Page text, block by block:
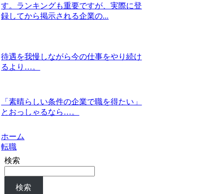
す。ランキングも重要ですが、実際に登
録してから掲示される企業の...
待遇を我慢しながら今の仕事をやり続け
るより…。
「素晴らしい条件の企業で職を得たい」
とおっしゃるなら…。
ホーム
転職
検索
検索